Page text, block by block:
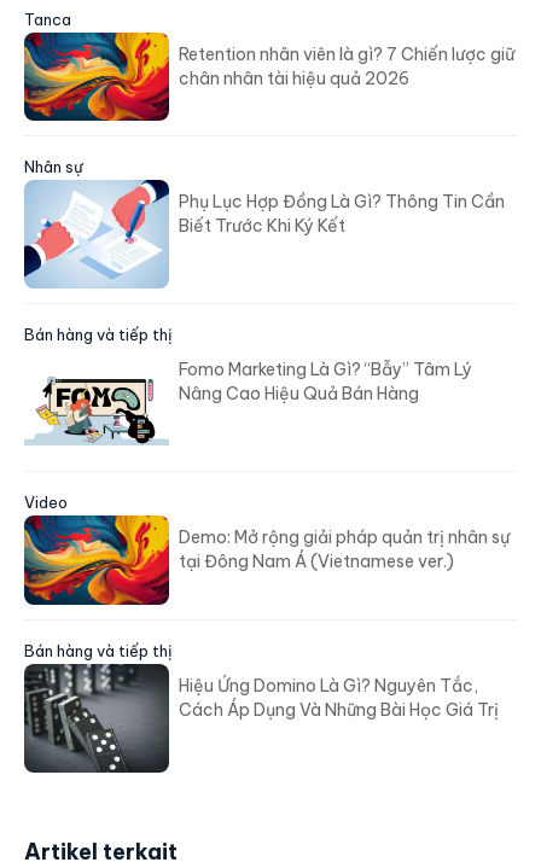
Tanca
Retention nhân viên là gì? 7 Chiến lược giữ
chân nhân tài hiệu quả 2026
Nhân sự
Phụ Lục Hợp Đồng Là Gì? Thông Tin Cần
Biết Trước Khi Ký Kết
Bán hàng và tiếp thị
Fomo Marketing Là Gì? “Bẫy” Tâm Lý
Nâng Cao Hiệu Quả Bán Hàng
Video
Demo: Mở rộng giải pháp quản trị nhân sự
tại Đông Nam Á (Vietnamese ver.)
Bán hàng và tiếp thị
Hiệu Ứng Domino Là Gì? Nguyên Tắc,
Cách Áp Dụng Và Những Bài Học Giá Trị
Artikel terkait